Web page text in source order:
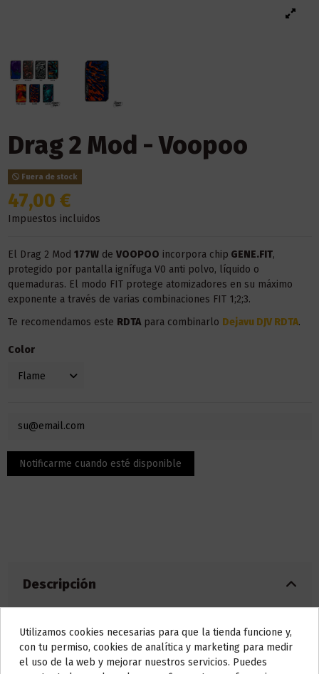
Drag 2 Mod - Voopoo
Fuera de stock
47,00 €
Impuestos incluidos
El Drag 2 Mod 177Wde VOOPOO incorpora chip GENE.FIT,
protegido por pantalla ignífuga V0 anti polvo, líquido o
quemaduras. El modo FIT protege atomizadores en su máximo
exponente a través de varias combinaciones FIT 1;2;3.
Te recomendamos este RDTApara combinarlo Dejavu DJV RDTA.
Color
Descripción
Características:
Dimensiones: 88.3 x 51 x 26.5mm
Do not show again.
AVISO IMPORTANTE
Utilizamos cookies necesarias para que la tienda funcione y,
con tu permiso, cookies de analítica y marketing para medir
el uso de la web y mejorar nuestros servicios. Puedes